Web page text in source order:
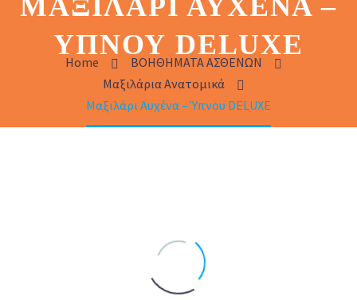
ΎΠΝΟΥ DELUXE
Home
ΒΟΗΘΗΜΑΤΑ ΑΣΘΕΝΩΝ
Μαξιλάρια Ανατομικά
Μαξιλάρι Αυχένα – Ύπνου DELUXE